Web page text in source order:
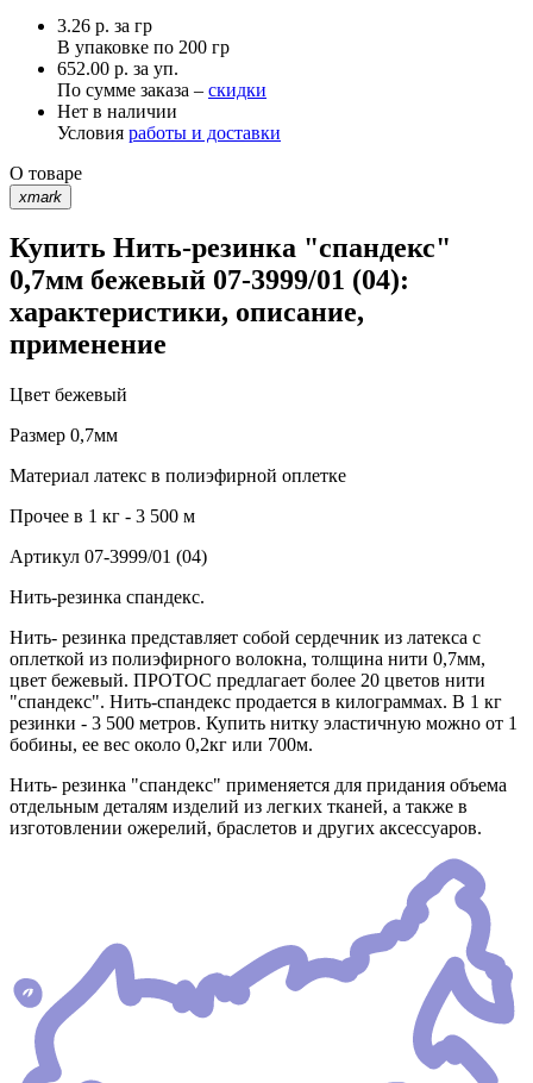
3.26 р. за гр
В упаковке по 200 гр
652.00 р. за уп.
По сумме заказа – скидки
Нет в наличии
Условия работы и доставки
О товаре
xmark
Купить Нить-резинка "спандекс"
0,7мм бежевый 07-3999/01 (04):
характеристики, описание,
применение
Цвет бежевый
Размер 0,7мм
Материал латекс в полиэфирной оплетке
Прочее в 1 кг - 3 500 м
Артикул 07-3999/01 (04)
Нить-резинка спандекс.
Нить- резинка представляет собой сердечник из латекса с
оплеткой из полиэфирного волокна, толщина нити 0,7мм,
цвет бежевый. ПРОТОС предлагает более 20 цветов нити
"спандекс". Нить-спандекс продается в килограммах. В 1 кг
резинки - 3 500 метров. Купить нитку эластичную можно от 1
бобины, ее вес около 0,2кг или 700м.
Нить- резинка "спандекс" применяется для придания объема
отдельным деталям изделий из легких тканей, а также в
изготовлении ожерелий, браслетов и других аксессуаров.